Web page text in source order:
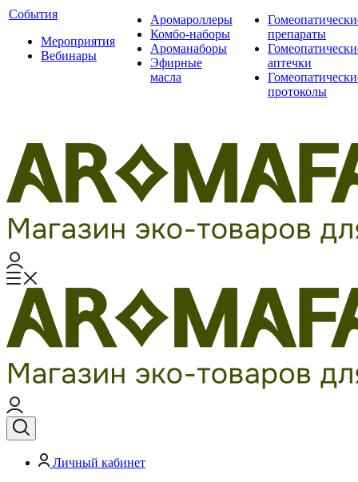
События
Мероприятия
Вебинары
Аромароллеры
Комбо-наборы
Ароманаборы
Эфирные
масла
препараты
аптечки
протоколы
Личный кабинет